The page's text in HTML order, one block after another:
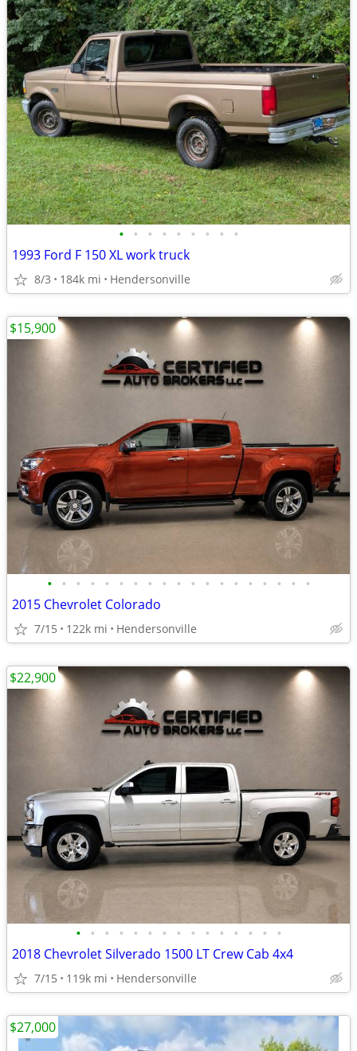
• • • • • • • • •
1993 Ford F 150 XL work truck
8/3 184k mi Hendersonville
• • • • • • • • • • • • • • • • • • •
2015 Chevrolet Colorado
7/15 122k mi Hendersonville
$15,900
• • • • • • • • • • • • • • •
2018 Chevrolet Silverado 1500 LT Crew Cab 4x4
7/15 119k mi Hendersonville
$22,900
$27,000